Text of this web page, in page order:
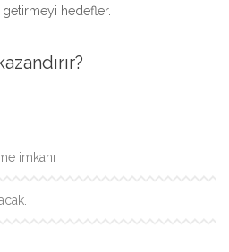
hedefler.
imkanı